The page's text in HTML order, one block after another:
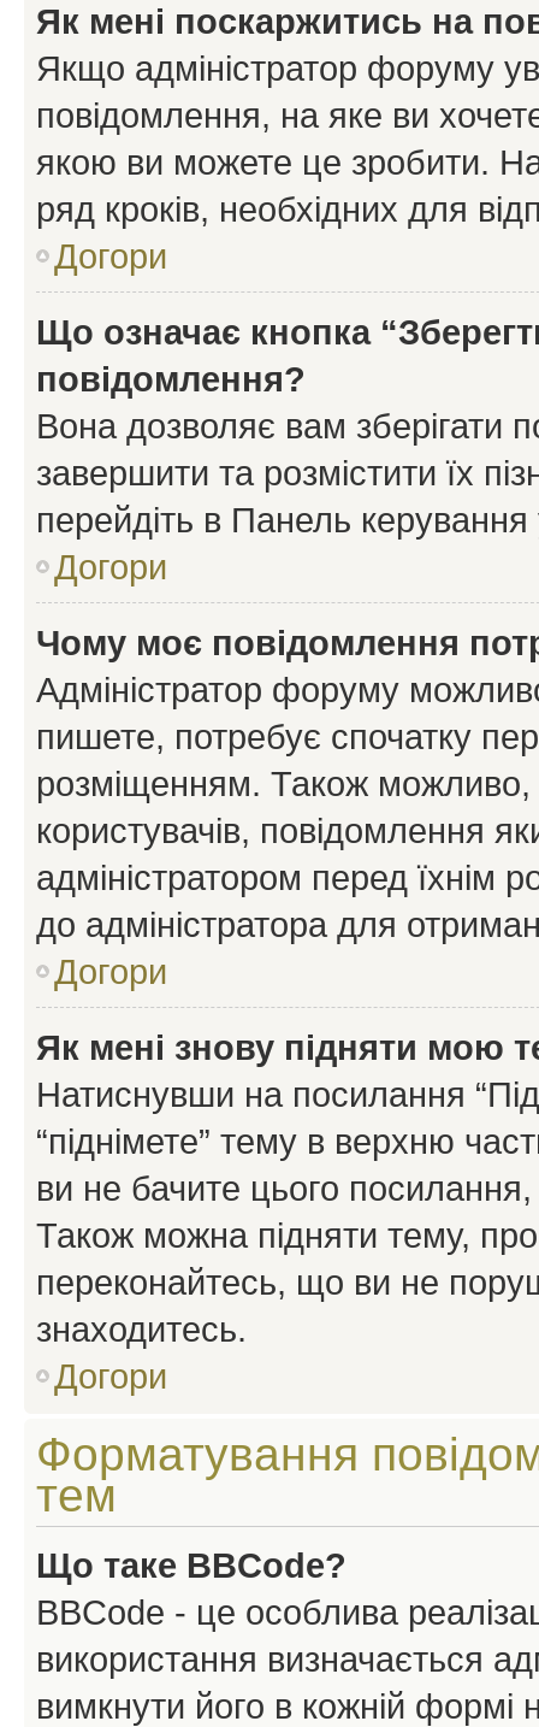
Як мені поскаржитись на
Якщо адміністратор форуму
повідомлення, на яке ви
якою ви можете це зробити.
ряд кроків, необхідних для
Догори
Що означає кнопка
повідомлення?
Вона дозволяє вам зберігати
завершити та розмістити їх
перейдіть в Панель керування
Догори
Чому моє повідомлення
Адміністратор форуму
пишете, потребує спочатку
розміщенням. Також можливо,
користувачів, повідомлення
адміністратором перед їхнім
до адміністратора для
Догори
Як мені знову підняти мою
Натиснувши на посилання
“піднімете” тему в верхню
ви не бачите цього
Також можна підняти тему,
переконайтесь, що ви не
знаходитесь.
Догори
Форматування
тем
Що таке BBCode?
BBCode - це особлива
використання визначається
вимкнути його в кожній